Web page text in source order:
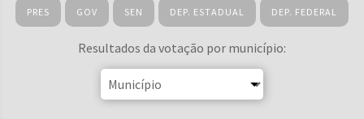
PRES GOV SEN DEP. ESTADUAL DEP. FEDERAL
Resultados da votação por município: